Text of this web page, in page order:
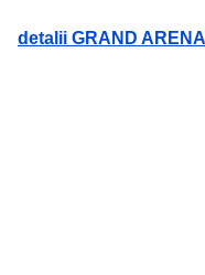
detalii GRAND